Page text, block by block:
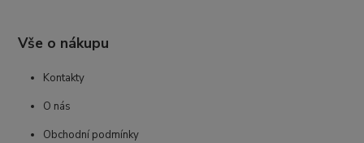
Vše o nákupu
Kontakty
O nás
Obchodní podmínky